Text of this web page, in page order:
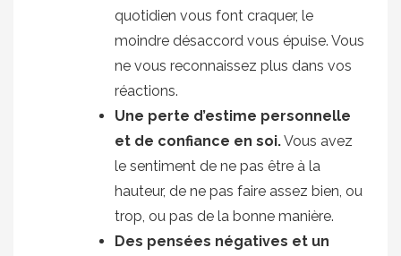
quotidien vous font craquer, le
moindre désaccord vous épuise. Vous
ne vous reconnaissez plus dans vos
réactions.
Une perte d’estime personnelle
et de confiance en soi.Vous avez
le sentiment de ne pas être à la
hauteur, de ne pas faire assez bien, ou
trop, ou pas de la bonne manière.
Des pensées négatives et un